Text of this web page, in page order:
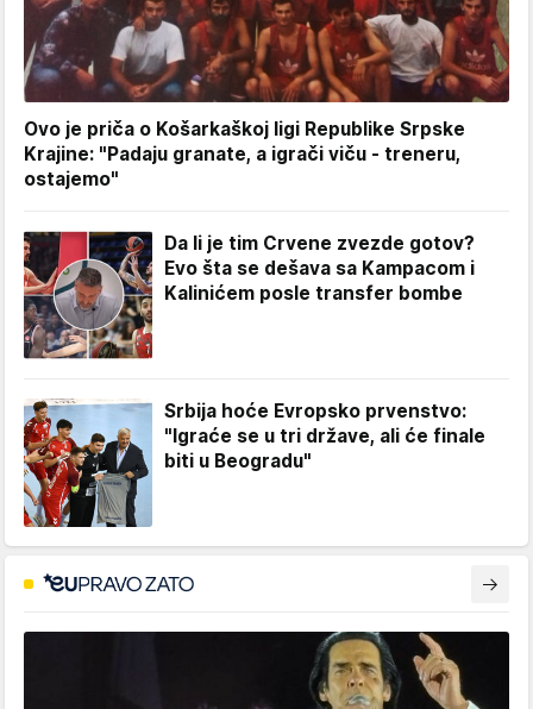
Ovo je priča o Košarkaškoj ligi Republike Srpske
Krajine: "Padaju granate, a igrači viču - treneru,
ostajemo"
Da li je tim Crvene zvezde gotov?
Evo šta se dešava sa Kampacom i
Kalinićem posle transfer bombe
Srbija hoće Evropsko prvenstvo:
"Igraće se u tri države, ali će finale
biti u Beogradu"